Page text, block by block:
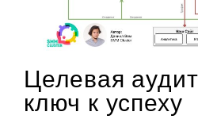
Целевая
ключ к успеху